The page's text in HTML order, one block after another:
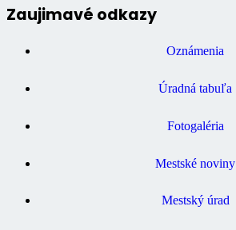
Zaujimavé odkazy
Oznámenia
Úradná tabuľa
Fotogaléria
Mestské noviny
Mestský úrad